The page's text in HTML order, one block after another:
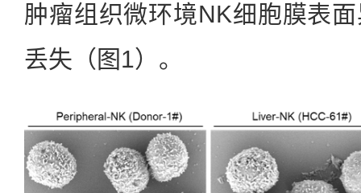
肿瘤组织微环境NK细胞膜表
丢失（图1）。